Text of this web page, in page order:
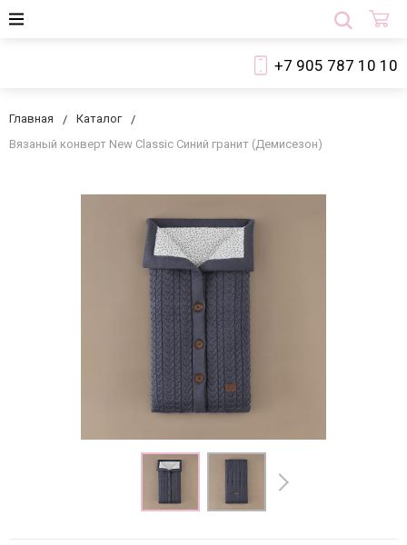
+7 905 787 10 10
Главная
Каталог
Вязаный конверт New Classic Синий гранит (Демисезон)